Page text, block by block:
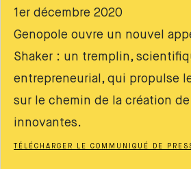
1er décembre 2020
Genopole ouvre un nouvel
Shaker : un tremplin,
entrepreneurial, qui propulse
sur le chemin de la création
innovantes.
TÉLÉCHARGER LE COMMUNIQUÉ DE